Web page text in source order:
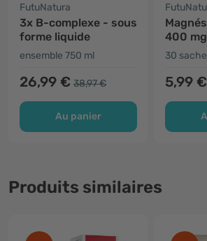
FutuNatura
3x B-complexe - sous
forme liquide
ensemble 750 ml
26,99 € 38,97 €
Au panier
400 mg
30
5,99 €
Produits similaires